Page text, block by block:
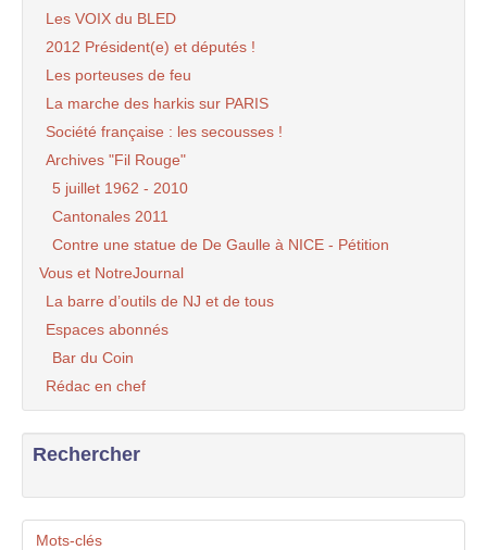
Les VOIX du BLED
2012 Président(e) et députés !
Les porteuses de feu
La marche des harkis sur PARIS
Société française : les secousses !
Archives "Fil Rouge"
5 juillet 1962 - 2010
Cantonales 2011
Contre une statue de De Gaulle à NICE - Pétition
Vous et NotreJournal
La barre d’outils de NJ et de tous
Espaces abonnés
Bar du Coin
Rédac en chef
Rechercher
Mots-clés